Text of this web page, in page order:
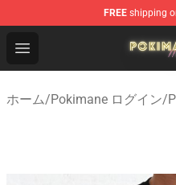
FREE shipping
Open menu
Pokimane Store -
ホーム/Pokimane ログイン/